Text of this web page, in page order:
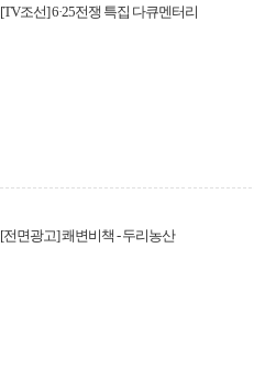
[TV조선] 6·25전쟁 특집 다큐멘터리
[전면광고] 쾌변비책 - 두리농산